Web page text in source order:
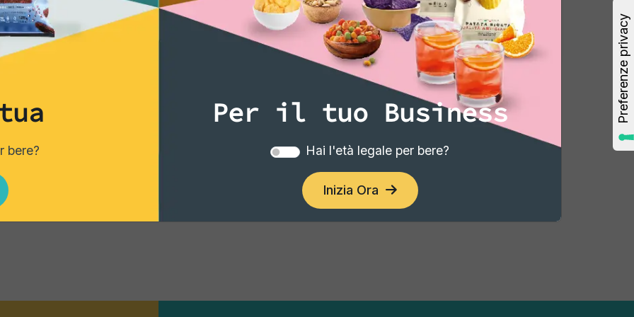
€ Aggiungi 15,95 € Aggiungi 11,00 € Aggiungi
‹ 1 2
bere?
Per il tuo Business
Hai l'età legale per bere?
Inizia Ora